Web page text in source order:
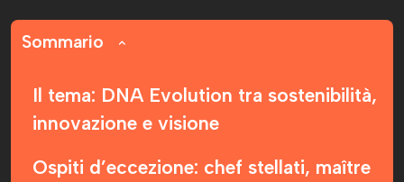
Sommario
Il tema: DNA Evolution tra sostenibilità,
innovazione e visione
Ospiti d’eccezione: chef stellati, maître